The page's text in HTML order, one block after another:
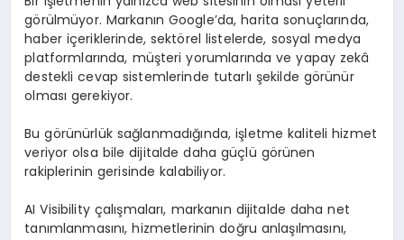
görülmüyor. Markanın Google’da, harita sonuçlarında,
haber içeriklerinde, sektörel listelerde, sosyal medya
platformlarında, müşteri yorumlarında ve yapay zekâ
destekli cevap sistemlerinde tutarlı şekilde görünür
olması gerekiyor.
Bu görünürlük sağlanmadığında, işletme kaliteli hizmet
veriyor olsa bile dijitalde daha güçlü görünen
rakiplerinin gerisinde kalabiliyor.
AI Visibility çalışmaları, markanın dijitalde daha net
tanımlanmasını, hizmetlerinin doğru anlaşılmasını,